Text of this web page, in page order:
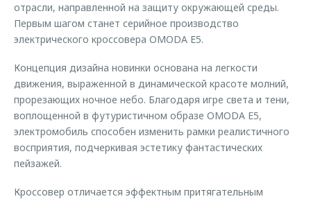
отрасли, направленной на защиту окружающей среды.
Первым шагом станет серийное производство
электрического кроссовера OMODA E5.
Концепция дизайна новинки основана на легкости
движения, выраженной в динамической красоте молний,
прорезающих ночное небо. Благодаря игре света и тени,
воплощенной в футуристичном образе OMODA E5,
электромобиль способен изменить рамки реалистичного
восприятия, подчеркивая эстетику фантастических
пейзажей.
Кроссовер отличается эффектным притягательным